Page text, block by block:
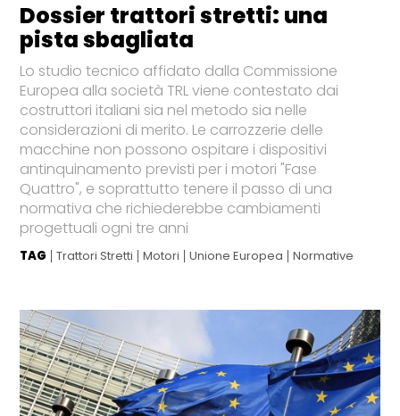
Dossier trattori stretti: una
pista sbagliata
Lo studio tecnico affidato dalla Commissione
Europea alla società TRL viene contestato dai
costruttori italiani sia nel metodo sia nelle
considerazioni di merito. Le carrozzerie delle
macchine non possono ospitare i dispositivi
antinquinamento previsti per i motori "Fase
Quattro", e soprattutto tenere il passo di una
normativa che richiederebbe cambiamenti
progettuali ogni tre anni
TAG Trattori Stretti Motori Unione Europea Normative